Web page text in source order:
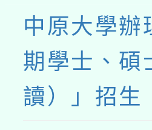
中原大學
期學士、碩
讀）」招生